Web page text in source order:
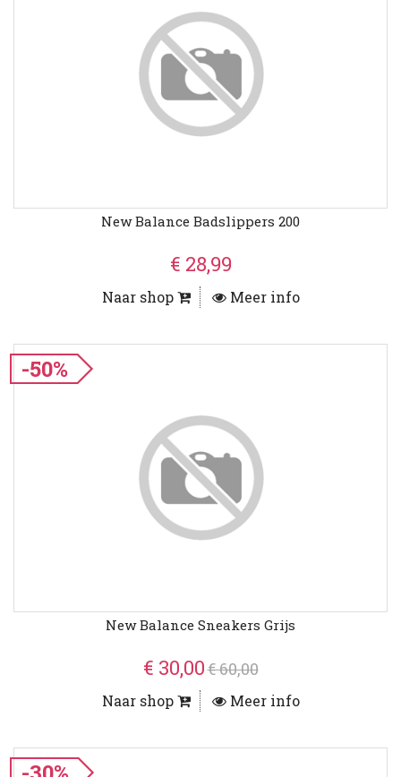
New Balance Badslippers 200
€ 28,99
Naar shop Meer info
-50%
New Balance Sneakers Grijs
€ 30,00€ 60,00
Naar shop Meer info